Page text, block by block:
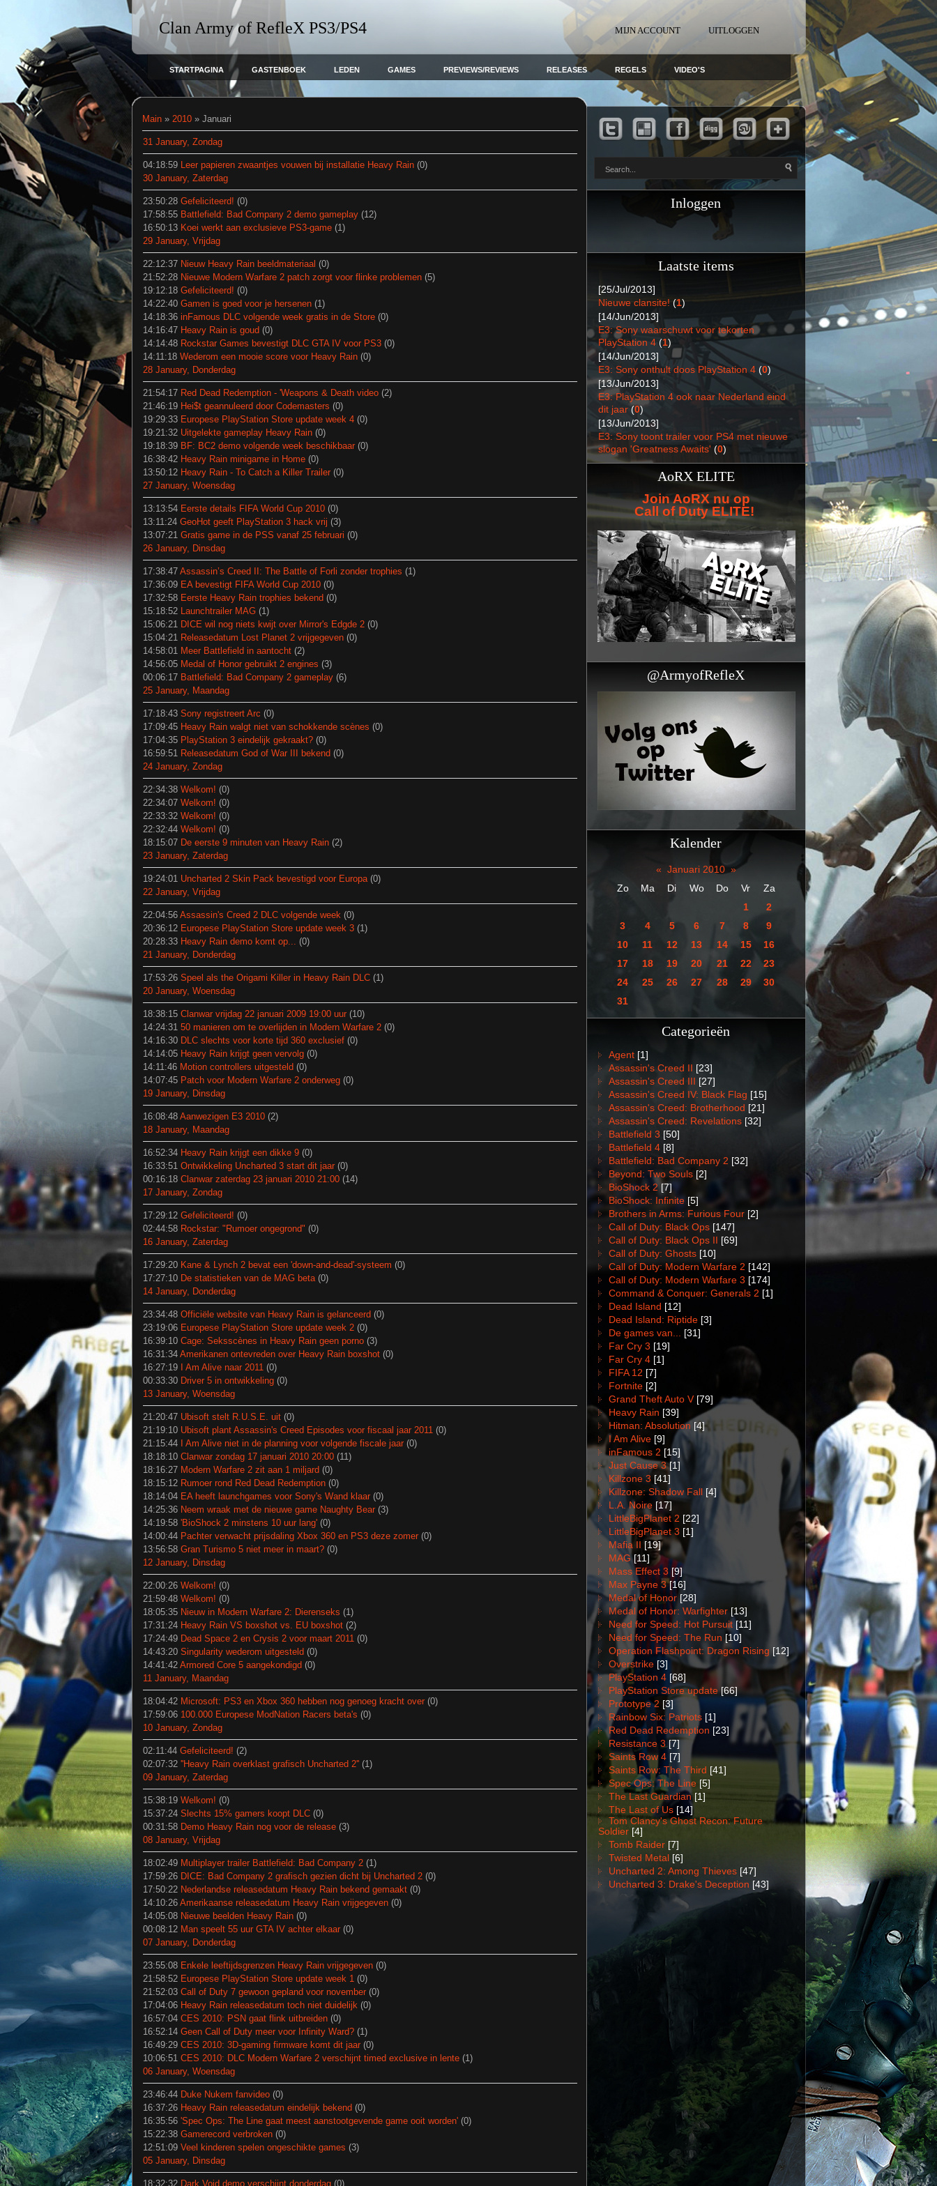
Clan Army of RefleX PS3/PS4 MIJN ACCOUNT UITLOGGEN
STARTPAGINA GASTENBOEK LEDEN GAMES PREVIEWS/REVIEWS RELEASES REGELS VIDEO'S
Main» 2010 » Januari
31 January, Zondag
04:18:59 Leer papieren zwaantjes vouwen bij installatie Heavy Rain (0)
30 January, Zaterdag
23:50:28 Gefeliciteerd! (0)
17:58:55 Battlefield: Bad Company 2 demo gameplay (12)
16:50:13 Koei werkt aan exclusieve PS3-game (1)
29 January, Vrijdag
22:12:37 Nieuw Heavy Rain beeldmateriaal (0)
21:52:28 Nieuwe Modern Warfare 2 patch zorgt voor flinke problemen (5)
19:12:18 Gefeliciteerd! (0)
14:22:40 Gamen is goed voor je hersenen (1)
14:18:36 inFamous DLC volgende week gratis in de Store (0)
14:16:47 Heavy Rain is goud (0)
14:14:48 Rockstar Games bevestigt DLC GTA IV voor PS3 (0)
14:11:18 Wederom een mooie score voor Heavy Rain (0)
28 January, Donderdag
21:54:17 Red Dead Redemption - 'Weapons & Death video (2)
21:46:19 Hei$t geannuleerd door Codemasters (0)
19:29:33 Europese PlayStation Store update week 4 (0)
19:21:32 Uitgelekte gameplay Heavy Rain (0)
19:18:39 BF: BC2 demo volgende week beschikbaar (0)
16:38:42 Heavy Rain minigame in Home (0)
13:50:12 Heavy Rain - To Catch a Killer Trailer (0)
27 January, Woensdag
13:13:54 Eerste details FIFA World Cup 2010 (0)
13:11:24 GeoHot geeft PlayStation 3 hack vrij (3)
13:07:21 Gratis game in de PSS vanaf 25 februari (0)
26 January, Dinsdag
17:38:47 Assassin’s Creed II: The Battle of Forli zonder trophies (1)
17:36:09 EA bevestigt FIFA World Cup 2010 (0)
17:32:58 Eerste Heavy Rain trophies bekend (0)
15:18:52 Launchtrailer MAG (1)
15:06:21 DICE wil nog niets kwijt over Mirror's Edgde 2 (0)
15:04:21 Releasedatum Lost Planet 2 vrijgegeven (0)
14:58:01 Meer Battlefield in aantocht (2)
14:56:05 Medal of Honor gebruikt 2 engines (3)
00:06:17 Battlefield: Bad Company 2 gameplay (6)
25 January, Maandag
17:18:43 Sony registreert Arc (0)
17:09:45 Heavy Rain walgt niet van schokkende scènes (0)
17:04:35 PlayStation 3 eindelijk gekraakt? (0)
16:59:51 Releasedatum God of War III bekend (0)
24 January, Zondag
22:34:38 Welkom! (0)
22:34:07 Welkom! (0)
22:33:32 Welkom! (0)
22:32:44 Welkom! (0)
18:15:07 De eerste 9 minuten van Heavy Rain (2)
23 January, Zaterdag
19:24:01 Uncharted 2 Skin Pack bevestigd voor Europa (0)
22 January, Vrijdag
22:04:56 Assassin's Creed 2 DLC volgende week (0)
20:36:12 Europese PlayStation Store update week 3 (1)
20:28:33 Heavy Rain demo komt op... (0)
21 January, Donderdag
17:53:26 Speel als the Origami Killer in Heavy Rain DLC (1)
20 January, Woensdag
18:38:15 Clanwar vrijdag 22 januari 2009 19:00 uur (10)
14:24:31 50 manieren om te overlijden in Modern Warfare 2 (0)
14:16:30 DLC slechts voor korte tijd 360 exclusief (0)
14:14:05 Heavy Rain krijgt geen vervolg (0)
14:11:46 Motion controllers uitgesteld (0)
14:07:45 Patch voor Modern Warfare 2 onderweg (0)
19 January, Dinsdag
16:08:48 Aanwezigen E3 2010 (2)
18 January, Maandag
16:52:34 Heavy Rain krijgt een dikke 9 (0)
16:33:51 Ontwikkeling Uncharted 3 start dit jaar (0)
00:16:18 Clanwar zaterdag 23 januari 2010 21:00 (14)
17 January, Zondag
17:29:12 Gefeliciteerd! (0)
02:44:58 Rockstar: "Rumoer ongegrond" (0)
16 January, Zaterdag
17:29:20 Kane & Lynch 2 bevat een 'down-and-dead'-systeem (0)
17:27:10 De statistieken van de MAG beta (0)
14 January, Donderdag
23:34:48 Officiële website van Heavy Rain is gelanceerd (0)
23:19:06 Europese PlayStation Store update week 2 (0)
16:39:10 Cage: Seksscènes in Heavy Rain geen porno (3)
16:31:34 Amerikanen ontevreden over Heavy Rain boxshot (0)
16:27:19
I Am Alive naar 2011 (0)
00:33:30 Driver 5 in ontwikkeling (0)
13 January, Woensdag
21:20:47 Ubisoft stelt R.U.S.E. uit (0)
21:19:10 Ubisoft plant Assassin's Creed Episodes voor fiscaal jaar 2011 (0)
21:15:44
I Am Alive niet in de planning voor volgende fiscale jaar (0)
18:18:10 Clanwar zondag 17 januari 2010 20:00 (11)
18:16:27 Modern Warfare 2 zit aan 1 miljard (0)
18:15:12 Rumoer rond Red Dead Redemption (0)
18:14:04 EA heeft launchgames voor Sony's Wand klaar (0)
14:25:36 Neem wraak met de nieuwe game Naughty Bear (3)
14:19:58 'BioShock 2 minstens 10 uur lang' (0)
14:00:44 Pachter verwacht prijsdaling Xbox 360 en PS3 deze zomer (0)
13:56:58 Gran Turismo 5 niet meer in maart? (0)
12 January, Dinsdag
22:00:26 Welkom! (0)
21:59:48 Welkom! (0)
18:05:35 Nieuw in Modern Warfare 2: Dierenseks (1)
17:31:24 Heavy Rain VS boxshot vs. EU boxshot (2)
17:24:49 Dead Space 2 en Crysis 2 voor maart 2011 (0)
14:43:20 Singularity wederom uitgesteld (0)
14:41:42 Armored Core 5 aangekondigd (0)
11 January, Maandag
18:04:42 Microsoft: PS3 en Xbox 360 hebben nog genoeg kracht over (0)
17:59:06 100.000 Europese ModNation Racers beta's (0)
10 January, Zondag
02:11:44 Gefeliciteerd! (2)
02:07:32 ''Heavy Rain overklast grafisch Uncharted 2'' (1)
09 January, Zaterdag
15:38:19 Welkom! (0)
15:37:24 Slechts 15% gamers koopt DLC (0)
00:31:58 Demo Heavy Rain nog voor de release (3)
08 January, Vrijdag
18:02:49 Multiplayer trailer Battlefield: Bad Company 2 (1)
17:59:26 DICE: Bad Company 2 grafisch gezien dicht bij Uncharted 2 (0)
17:50:22 Nederlandse releasedatum Heavy Rain bekend gemaakt (0)
14:10:26 Amerikaanse releasedatum Heavy Rain vrijgegeven (0)
14:05:08 Nieuwe beelden Heavy Rain (0)
00:08:12 Man speelt 55 uur GTA IV achter elkaar (0)
07 January, Donderdag
23:55:08 Enkele leeftijdsgrenzen Heavy Rain vrijgegeven (0)
21:58:52 Europese PlayStation Store update week 1 (0)
21:52:03 Call of Duty 7 gewoon gepland voor november (0)
17:04:06 Heavy Rain releasedatum toch niet duidelijk (0)
16:57:04 CES 2010: PSN gaat flink uitbreiden (0)
16:52:14 Geen Call of Duty meer voor Infinity Ward? (1)
16:49:29 CES 2010: 3D-gaming firmware komt dit jaar (0)
10:06:51 CES 2010: DLC Modern Warfare 2 verschijnt timed exclusive in lente (1)
06 January, Woensdag
23:46:44 Duke Nukem fanvideo (0)
16:37:26 Heavy Rain releasedatum eindelijk bekend (0)
16:35:56 'Spec Ops: The Line gaat meest aanstootgevende game ooit worden' (0)
15:22:38 Gamerecord verbroken (0)
12:51:09 Veel kinderen spelen ongeschikte games (3)
05 January, Dinsdag
18:32:32 Dark Void demo verschijnt donderdag (0)
Inloggen
Laatste items
[25/Jul/2013]
Nieuwe clansite! (1)
[14/Jun/2013]
E3: Sony waarschuwt voor tekorten
PlayStation 4 (1)
[14/Jun/2013]
E3: Sony onthult doos PlayStation 4 (0)
[13/Jun/2013]
E3: PlayStation 4 ook naar Nederland eind
dit jaar (0)
[13/Jun/2013]
E3: Sony toont trailer voor PS4 met nieuwe
slogan 'Greatness Awaits' (0)
AoRX ELITE
Join AoRX nu op
Call of Duty ELITE!
@ArmyofRefleX
Kalender
« Januari 2010 »
Zo
Ma Di Wo Do Vr
Za
1
2
3
4 5 6 7 8
9
10
11 12 13 14 15
16
17
18 19 20 21 22
23
24
25 26 27 28 29
30
31
Categorieën
Agent [1]
Assassin's Creed II [23]
Assassin's Creed III [27]
Assassin's Creed IV: Black Flag [15]
Assassin's Creed: Brotherhood [21]
Assassin's Creed: Revelations [32]
Battlefield 3 [50]
Battlefield 4 [8]
Battlefield: Bad Company 2 [32]
Beyond: Two Souls [2]
BioShock 2 [7]
BioShock: Infinite [5]
Brothers in Arms: Furious Four [2]
Call of Duty: Black Ops [147]
Call of Duty: Black Ops II [69]
Call of Duty: Ghosts [10]
Call of Duty: Modern Warfare 2 [142]
Call of Duty: Modern Warfare 3 [174]
Command & Conquer: Generals 2 [1]
Dead Island [12]
Dead Island: Riptide [3]
De games van...
[31]
Far Cry 3 [19]
Far Cry 4 [1]
FIFA 12 [7]
Fortnite [2]
Grand Theft Auto V [79]
Heavy Rain [39]
Hitman: Absolution [4]
I Am Alive [9]
inFamous 2 [15]
Just Cause 3 [1]
Killzone 3 [41]
Killzone: Shadow Fall [4]
L.A. Noire [17]
LittleBigPlanet 2 [22]
LittleBigPlanet 3 [1]
Mafia II [19]
MAG [11]
Mass Effect 3 [9]
Max Payne 3 [16]
Medal of Honor [28]
Medal of Honor: Warfighter [13]
Need for Speed: Hot Pursuit [11]
Need for Speed: The Run [10]
Operation Flashpoint: Dragon Rising [12]
Overstrike [3]
PlayStation 4 [68]
PlayStation Store update [66]
Prototype 2 [3]
Rainbow Six: Patriots [1]
Red Dead Redemption [23]
Resistance 3 [7]
Saints Row 4 [7]
Saints Row: The Third [41]
Spec Ops: The Line [5]
The Last Guardian [1]
The Last of Us [14]
Tom Clancy's Ghost Recon: Future
Soldier [4]
Tomb Raider [7]
Twisted Metal [6]
Uncharted 2: Among Thieves [47]
Uncharted 3: Drake's Deception [43]